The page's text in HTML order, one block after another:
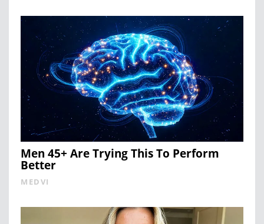
Men 45+ Are Trying This To Perform
Better
MEDVI